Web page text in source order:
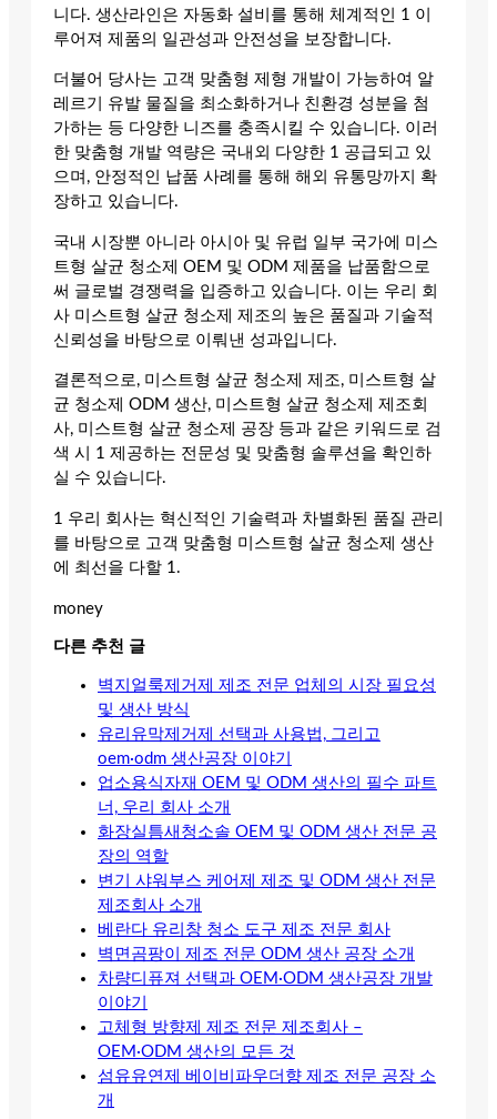
니다. 생산라인은 자동화 설비를 통해 체계적인 1 이
루어져 제품의 일관성과 안전성을 보장합니다.
더불어 당사는 고객 맞춤형 제형 개발이 가능하여 알
레르기 유발 물질을 최소화하거나 친환경 성분을 첨
가하는 등 다양한 니즈를 충족시킬 수 있습니다. 이러
한 맞춤형 개발 역량은 국내외 다양한 1 공급되고 있
으며, 안정적인 납품 사례를 통해 해외 유통망까지 확
장하고 있습니다.
국내 시장뿐 아니라 아시아 및 유럽 일부 국가에 미스
트형 살균 청소제 OEM 및 ODM 제품을 납품함으로
써 글로벌 경쟁력을 입증하고 있습니다. 이는 우리 회
사 미스트형 살균 청소제 제조의 높은 품질과 기술적
신뢰성을 바탕으로 이뤄낸 성과입니다.
결론적으로, 미스트형 살균 청소제 제조, 미스트형 살
균 청소제 ODM 생산, 미스트형 살균 청소제 제조회
사, 미스트형 살균 청소제 공장 등과 같은 키워드로 검
색 시 1 제공하는 전문성 및 맞춤형 솔루션을 확인하
실 수 있습니다.
1 우리 회사는 혁신적인 기술력과 차별화된 품질 관리
를 바탕으로 고객 맞춤형 미스트형 살균 청소제 생산
에 최선을 다할 1.
money
다른 추천 글
벽지얼룩제거제 제조 전문 업체의 시장 필요성
및 생산 방식
유리유막제거제 선택과 사용법, 그리고
oem·odm 생산공장 이야기
업소용식자재 OEM 및 ODM 생산의 필수 파트
너, 우리 회사 소개
화장실틈새청소솔 OEM 및 ODM 생산 전문 공
장의 역할
변기 샤워부스 케어제 제조 및 ODM 생산 전문
제조회사 소개
베란다 유리창 청소 도구 제조 전문 회사
벽면곰팡이 제조 전문 ODM 생산 공장 소개
차량디퓨져 선택과 OEM·ODM 생산공장 개발
이야기
고체형 방향제 제조 전문 제조회사 –
OEM·ODM 생산의 모든 것
섬유유연제 베이비파우더향 제조 전문 공장 소
개